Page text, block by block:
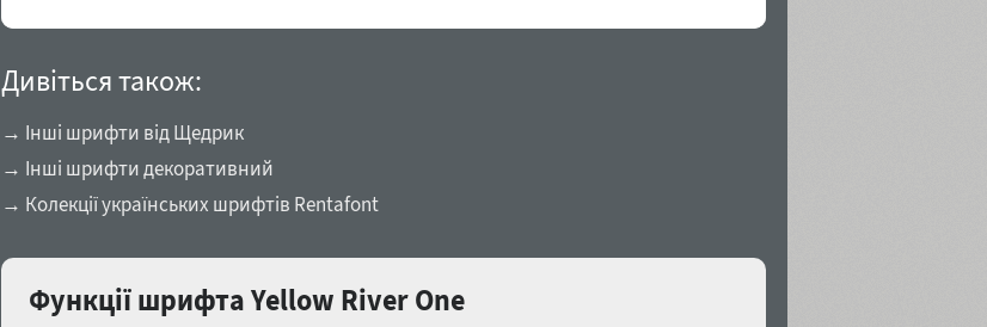
Дивіться також:
→ Інші шрифти від Щедрик
→ Інші шрифти декоративний
→ Колекції українських шрифтів Rentafont
Функції шрифта Yellow River One